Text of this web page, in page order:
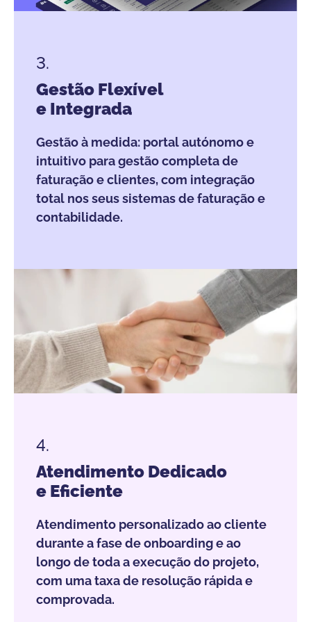
3.
Gestão Flexível
e Integrada
Gestão à medida: portal autónomo e
intuitivo para gestão completa de
faturação e clientes, com integração
total nos seus sistemas de faturação e
contabilidade.
4.
Atendimento Dedicado
e Eficiente
Atendimento personalizado ao cliente
durante a fase de onboarding e ao
longo de toda a execução do projeto,
com uma taxa de resolução rápida e
comprovada.